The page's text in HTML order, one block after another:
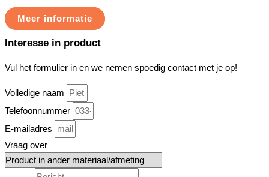
Meer informatie
Interesse in product
Vul het formulier in en we nemen spoedig contact met je op!
Volledige naam
Telefoonnummer
E-mailadres
Vraag over